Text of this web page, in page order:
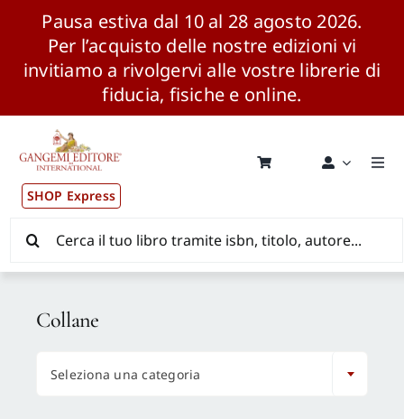
Pausa estiva dal 10 al 28 agosto 2026.
Per l’acquisto delle nostre edizioni vi
invitiamo a rivolgervi alle vostre librerie di
fiducia, fisiche e online.
contenuto
SHOP Express
Pubblicazioni
News ed Eventi
Distribuzione Wolrdwide
CONSIP / MEPA / ANVUR / CINECA
per:
Collane
Seleziona una categoria